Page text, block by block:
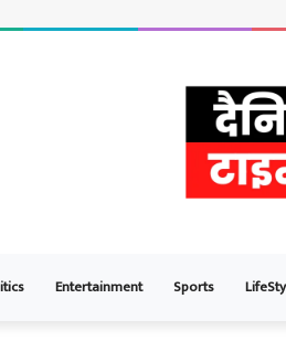
Entertainment Sports